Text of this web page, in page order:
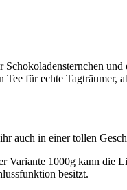
und
Tee für echte
auch in einer tollen
Variante 1000g kann die
besitzt.